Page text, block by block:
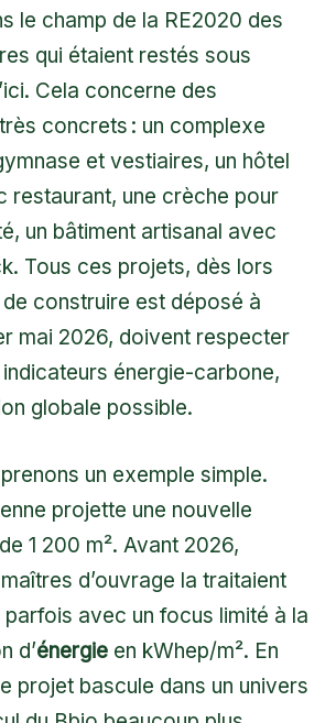
le champ de la RE2020 des
qui étaient restés sous
Cela concerne des
concrets : un complexe
et vestiaires, un hôtel
restaurant, une crèche pour
un bâtiment artisanal avec
Tous ces projets, dès lors
construire est déposé à
mai 2026, doivent respecter
énergie-carbone,
globale possible.
un exemple simple.
projette une nouvelle
1 200 m². Avant 2026,
d’ouvrage la traitaient
parfois avec un focus limité à la
d’énergie en kWhep/m². En
projet bascule dans un univers